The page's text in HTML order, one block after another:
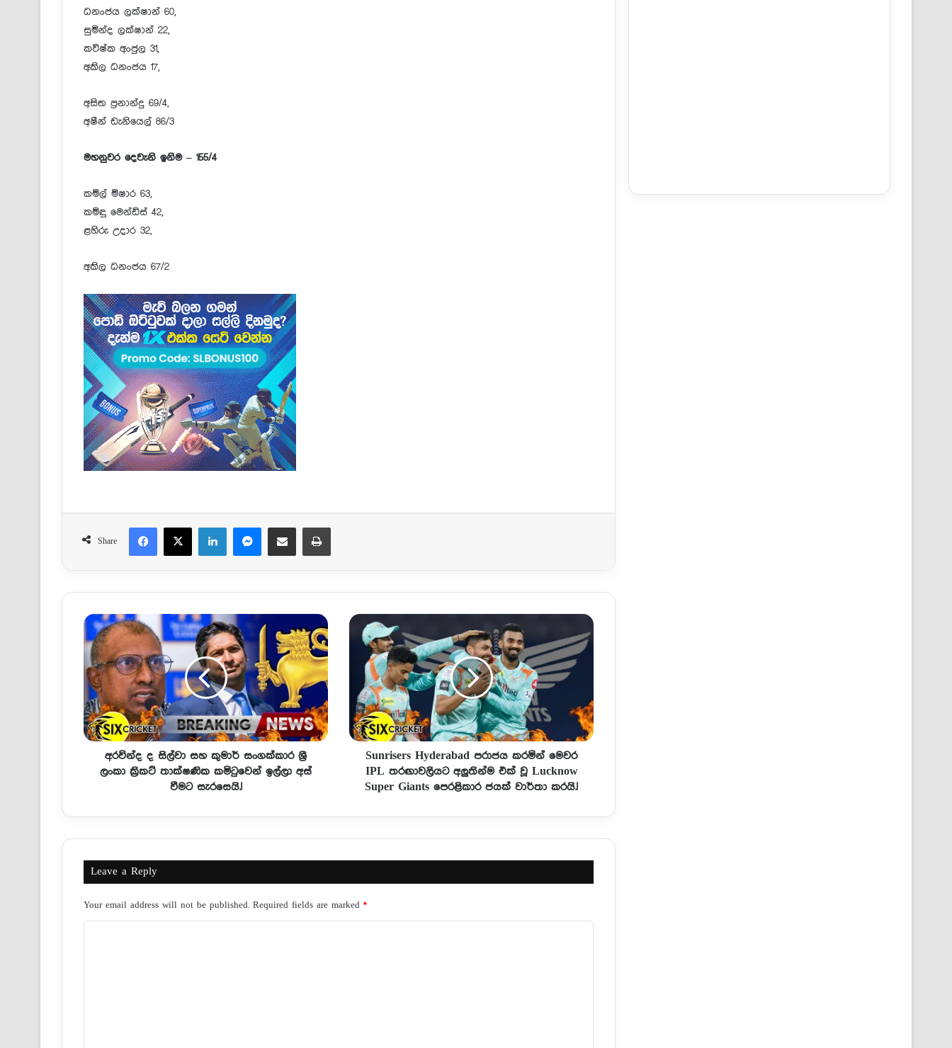
ධනංජය ලක්ෂාන් 60,
සුමින්ද ලක්ෂාන් 22,
කවිෂ්ක අංජුල 31,
අකිල ධනංජය 17,
අසිත ප්‍රනාන්දු 69/4,
අෂීන් ඩැනියෙල් 86/3
මහනුවර දෙවැනි ඉනිම – 155/4
කමිල් මිෂාර 63,
කමිඳු මෙන්ඩිස් 42,
ළහිරු උදාර 32,
අකිල ධනංජය 67/2
Share
අරවින්ද ද සිල්වා සහ කුමාර් සංගක්කාර ශ්‍රී
ලංකා ක්‍රිකට් තාක්ෂණික කමිටුවෙන් ඉල්ලා අස්
වීමට සැරසෙයි.!
Sunrisers Hyderabad පරාජය කරමින් මෙවර
IPL තරඟාවලියට අලුතින්ම එක් වූ Lucknow
Super Giants පෙරළිකාර ජයක් වාර්තා කරයි.!
Leave a Reply
Your email address will not be published. Required fields are marked *